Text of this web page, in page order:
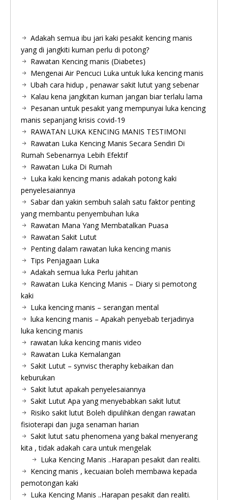
Adakah semua ibu jari kaki pesakit kencing manis
yang di jangkiti kuman perlu di potong?
Rawatan Kencing manis (Diabetes)
Mengenai Air Pencuci Luka untuk luka kencing manis
Ubah cara hidup , penawar sakit lutut yang sebenar
Kalau kena jangkitan kuman jangan biar terlalu lama
Pesanan untuk pesakit yang mempunyai luka kencing
manis sepanjang krisis covid-19
RAWATAN LUKA KENCING MANIS TESTIMONI
Rawatan Luka Kencing Manis Secara Sendiri Di
Rumah Sebenarnya Lebih Efektif
Rawatan Luka Di Rumah
Luka kaki kencing manis adakah potong kaki
penyelesaiannya
Sabar dan yakin sembuh salah satu faktor penting
yang membantu penyembuhan luka
Rawatan Mana Yang Membatalkan Puasa
Rawatan Sakit Lutut
Penting dalam rawatan luka kencing manis
Tips Penjagaan Luka
Adakah semua luka Perlu jahitan
Rawatan Luka Kencing Manis – Diary si pemotong
kaki
Luka kencing manis – serangan mental
luka kencing manis – Apakah penyebab terjadinya
luka kencing manis
rawatan luka kencing manis video
Rawatan Luka Kemalangan
Sakit Lutut – synvisc theraphy kebaikan dan
keburukan
Sakit lutut apakah penyelesaiannya
Sakit Lutut Apa yang menyebabkan sakit lutut
Risiko sakit lutut Boleh dipulihkan dengan rawatan
fisioterapi dan juga senaman harian
Sakit lutut satu phenomena yang bakal menyerang
kita , tidak adakah cara untuk mengelak
Luka Kencing Manis ..Harapan pesakit dan realiti.
Kencing manis , kecuaian boleh membawa kepada
pemotongan kaki
Luka Kencing Manis ..Harapan pesakit dan realiti.